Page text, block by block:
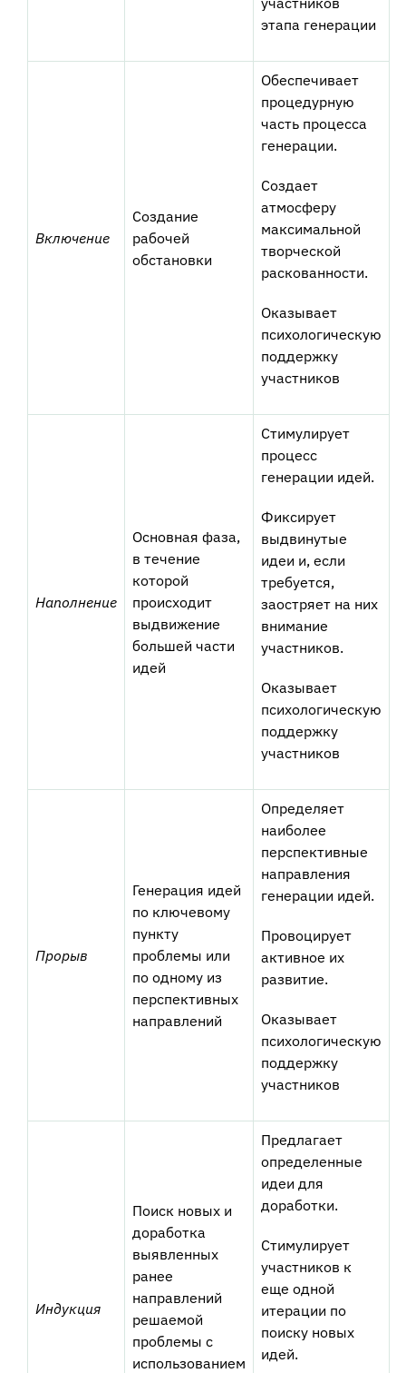
этапа генерации
Включение
Создание
рабочей
обстановки
Обеспечивает
процедурную
часть процесса
генерации.
Создает
атмосферу
максимальной
творческой
раскованности.
Оказывает
психологическую
поддержку
участников
Наполнение
Основная фаза,
в течение
которой
происходит
выдвижение
большей части
идей
Стимулирует
процесс
генерации идей.
Фиксирует
выдвинутые
идеи и, если
требуется,
заостряет на них
внимание
участников.
Оказывает
психологическую
поддержку
участников
Прорыв
Генерация идей
по ключевому
пункту
проблемы или
по одному из
перспективных
направлений
Определяет
наиболее
перспективные
направления
генерации идей.
Провоцирует
активное их
развитие.
Оказывает
психологическую
поддержку
участников
Индукция
Поиск новых и
доработка
выявленных
ранее
направлений
решаемой
проблемы с
использованием
Предлагает
определенные
идеи для
доработки.
Стимулирует
участников к
еще одной
итерации по
поиску новых
идей.